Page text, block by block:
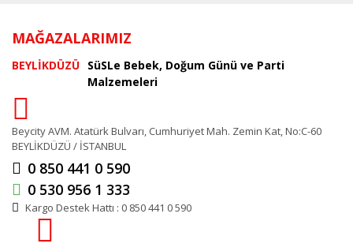
MAĞAZALARIMIZ
BEYLİKDÜZÜ SüSLe Bebek, Doğum Günü ve Parti
Malzemeleri
Beycity AVM. Atatürk Bulvarı, Cumhuriyet Mah. Zemin Kat, No:C-60
BEYLİKDÜZÜ / İSTANBUL
0 850 441 0 590
0 530 956 1 333
Kargo Destek Hattı : 0 850 441 0 590